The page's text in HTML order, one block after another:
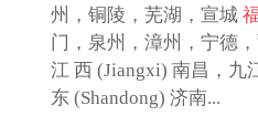
州，铜陵，芜湖，宣城
门，泉州，漳州，宁德
江 西 (Jiangxi) 南昌，九
东 (Shandong) 济南...